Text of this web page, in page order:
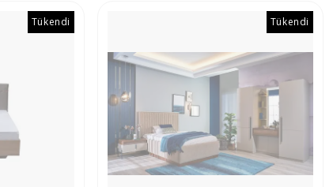
Tükendi Tükendi